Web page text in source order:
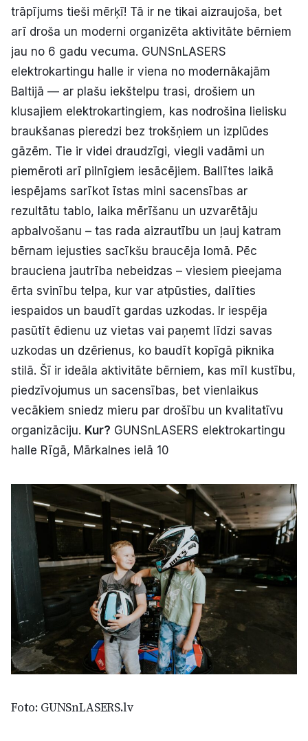
trāpījums tieši mērķī! Tā ir ne tikai aizraujoša, bet
arī droša un moderni organizēta aktivitāte bērniem
jau no 6 gadu vecuma. GUNSnLASERS
elektrokartingu halle ir viena no modernākajām
Baltijā — ar plašu iekštelpu trasi, drošiem un
klusajiem elektrokartingiem, kas nodrošina lielisku
braukšanas pieredzi bez trokšņiem un izplūdes
gāzēm. Tie ir videi draudzīgi, viegli vadāmi un
piemēroti arī pilnīgiem iesācējiem. Ballītes laikā
iespējams sarīkot īstas mini sacensības ar
rezultātu tablo, laika mērīšanu un uzvarētāju
apbalvošanu – tas rada aizrautību un ļauj katram
bērnam iejusties sacīkšu braucēja lomā. Pēc
brauciena jautrība nebeidzas – viesiem pieejama
ērta svinību telpa, kur var atpūsties, dalīties
iespaidos un baudīt gardas uzkodas. Ir iespēja
pasūtīt ēdienu uz vietas vai paņemt līdzi savas
uzkodas un dzērienus, ko baudīt kopīgā piknika
stilā. Šī ir ideāla aktivitāte bērniem, kas mīl kustību,
piedzīvojumus un sacensības, bet vienlaikus
vecākiem sniedz mieru par drošību un kvalitatīvu
organizāciju. Kur? GUNSnLASERS elektrokartingu
halle Rīgā, Mārkalnes ielā 10
Foto: GUNSnLASERS.lv